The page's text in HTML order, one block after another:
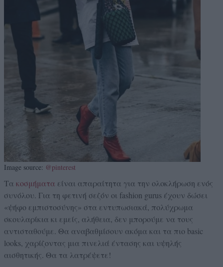
Image source: @pinterest
Τα κοσμήματα είναι απαραίτητα για την ολοκλήρωση ενός
συνόλου. Για τη φετινή σεζόν οι fashion gurus έχουν δώσει
«ψήφο εμπιστοσύνης» στα εντυπωσιακά, πολύχρωμα
σκουλαρίκια κι εμείς, αλήθεια, δεν μπορούμε να τους
αντισταθούμε. Θα αναβαθμίσουν ακόμα και τα πιο basic
looks, χαρίζοντας μια πινελιά έντασης και υψηλής
αισθητικής. Θα τα λατρέψετε!